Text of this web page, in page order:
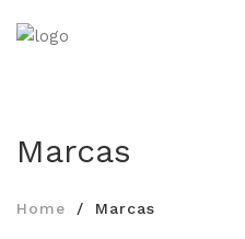
Marcas
Home Marcas